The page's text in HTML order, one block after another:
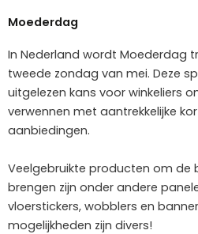
Moederdag
In Nederland wordt Moederdag
tweede zondag van mei. Deze
uitgelezen kans voor winkeliers
verwennen met aantrekkelijke
aanbiedingen.
Veelgebruikte producten om de
brengen zijn onder andere
vloerstickers, wobblers en
mogelijkheden zijn divers!